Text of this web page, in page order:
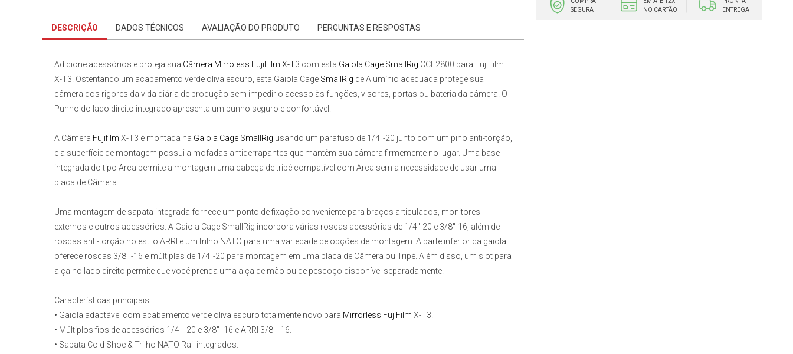
SEGURA
NO CARTÃO
ENTREGA
DESCRIÇÃO DADOS TÉCNICOS AVALIAÇÃO DO PRODUTO PERGUNTAS E RESPOSTAS
Adicione acessórios e proteja sua Câmera Mirroless FujiFilm X-T3 com esta Gaiola Cage SmallRig CCF2800 para FujiFilm
X-T3 . Ostentando um acabamento verde oliva escuro, esta Gaiola Cage SmallRig de Alumínio adequada protege sua
câmera dos rigores da vida diária de produção sem impedir o acesso às funções, visores, portas ou bateria da câmera. O
Punho do lado direito integrado apresenta um punho seguro e confortável.
A Câmera Fujifilm X-T3 é montada na Gaiola Cage SmallRig usando um parafuso de 1/4"-20 junto com um pino anti-torção,
e a superfície de montagem possui almofadas antiderrapantes que mantêm sua câmera firmemente no lugar. Uma base
integrada do tipo Arca permite a montagem uma cabeça de tripé compatível com Arca sem a necessidade de usar uma
placa de Câmera.
Uma montagem de sapata integrada fornece um ponto de fixação conveniente para braços articulados, monitores
externos e outros acessórios. A Gaiola Cage SmallRig incorpora várias roscas acessórias de 1/4"-20 e 3/8"-16, além de
roscas anti-torção no estilo ARRI e um trilho NATO para uma variedade de opções de montagem. A parte inferior da gaiola
oferece roscas 3/8 "-16 e múltiplas de 1/4"-20 para montagem em uma placa de Câmera ou Tripé. Além disso, um slot para
alça no lado direito permite que você prenda uma alça de mão ou de pescoço disponível separadamente.
Características principais:
• Gaiola adaptável com acabamento verde oliva escuro totalmente novo para Mirrorless FujiFilm X-T3.
• Múltiplos fios de acessórios 1/4 "-20 e 3/8" -16 e ARRI 3/8 "-16.
• Sapata Cold Shoe & Trilho NATO Rail integrados.